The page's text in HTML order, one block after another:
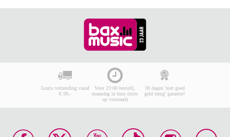
Gratis verzending vanaf
€ 99,-
Voor 23:00 besteld,
maandag in huis (mits
op voorraad)
30 dagen 'niet goed
geld terug' garantie!